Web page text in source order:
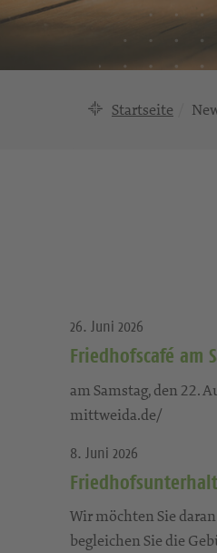
Startseite
26. Juni 2026
Friedhofscafé am
am Samstag, den 22.
mittweida.de/
8. Juni 2026
Wir möchten Sie
begleichen Sie die